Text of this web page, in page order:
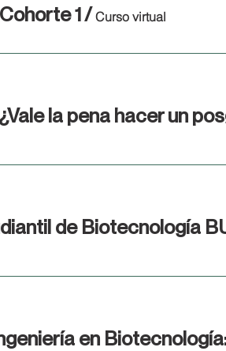
1/Curso virtual
de Biotecnología
en